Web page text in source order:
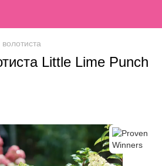
волотиста
Little Lime Punch